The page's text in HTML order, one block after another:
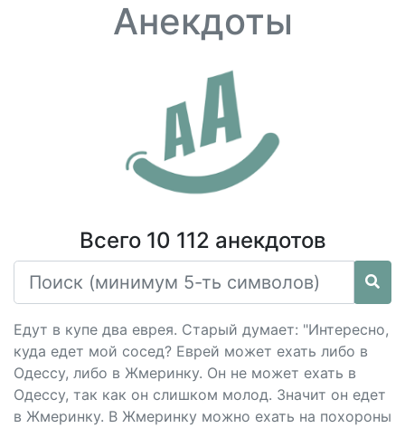
Анекдоты
Всего 10 112 анекдотов
Едут в купе два еврея. Старый думает: "Интересно,
куда едет мой сосед? Еврей может ехать либо в
Одессу, либо в Жмеринку. Он не может ехать в
Одессу, так как он слишком молод. Значит он едет
в Жмеринку. В Жмеринку можно ехать на похороны